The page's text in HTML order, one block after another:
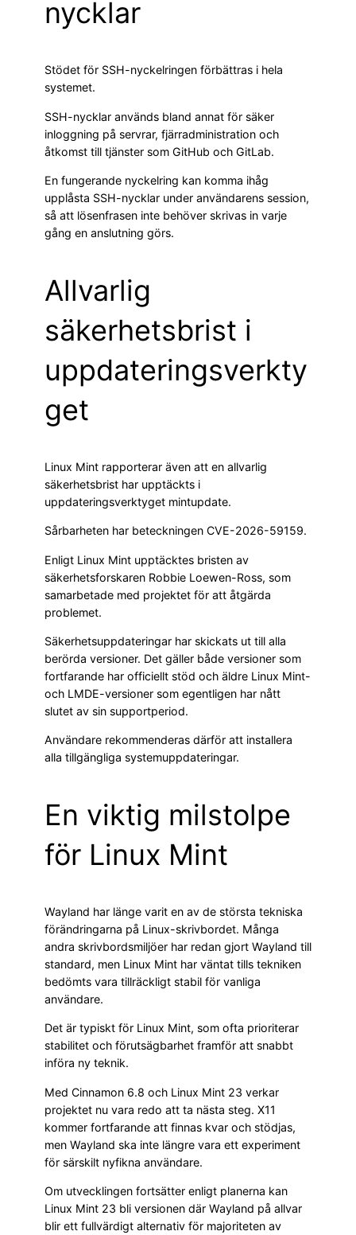
nycklar
Stödet för SSH-nyckelringen förbättras i hela
systemet.
SSH-nycklar används bland annat för säker
inloggning på servrar, fjärradministration och
åtkomst till tjänster som GitHub och GitLab.
En fungerande nyckelring kan komma ihåg
upplåsta SSH-nycklar under användarens session,
så att lösenfrasen inte behöver skrivas in varje
gång en anslutning görs.
Allvarlig
säkerhetsbrist i
uppdateringsverkty
get
Linux Mint rapporterar även att en allvarlig
säkerhetsbrist har upptäckts i
uppdateringsverktyget mintupdate.
Sårbarheten har beteckningen CVE-2026-59159.
Enligt Linux Mint upptäcktes bristen av
säkerhetsforskaren Robbie Loewen-Ross, som
samarbetade med projektet för att åtgärda
problemet.
Säkerhetsuppdateringar har skickats ut till alla
berörda versioner. Det gäller både versioner som
fortfarande har officiellt stöd och äldre Linux Mint-
och LMDE-versioner som egentligen har nått
slutet av sin supportperiod.
Användare rekommenderas därför att installera
alla tillgängliga systemuppdateringar.
En viktig milstolpe
för Linux Mint
Wayland har länge varit en av de största tekniska
förändringarna på Linux-skrivbordet. Många
andra skrivbordsmiljöer har redan gjort Wayland till
standard, men Linux Mint har väntat tills tekniken
bedömts vara tillräckligt stabil för vanliga
användare.
Det är typiskt för Linux Mint, som ofta prioriterar
stabilitet och förutsägbarhet framför att snabbt
införa ny teknik.
Med Cinnamon 6.8 och Linux Mint 23 verkar
projektet nu vara redo att ta nästa steg. X11
kommer fortfarande att finnas kvar och stödjas,
men Wayland ska inte längre vara ett experiment
för särskilt nyfikna användare.
Om utvecklingen fortsätter enligt planerna kan
Linux Mint 23 bli versionen där Wayland på allvar
blir ett fullvärdigt alternativ för majoriteten av